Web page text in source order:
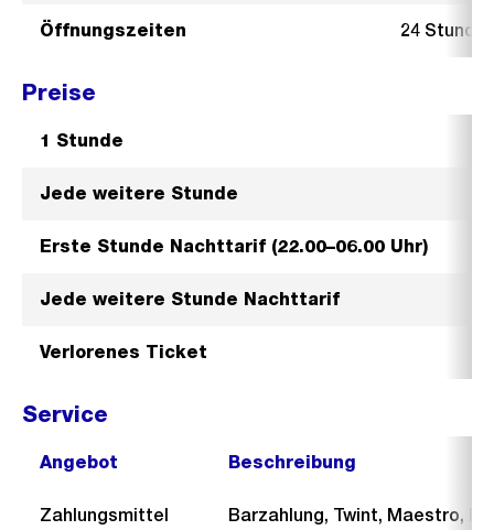
e
a
Öffnungszeiten 24
Preise
1 Stunde
Jede weitere Stunde
Erste Stunde Nachttarif (22.00–06.00 Uhr)
Jede weitere Stunde Nachttarif
Verlorenes Ticket
Service
Angebot Beschreibung
Zahlungsmittel
Barzahlung, Twint, Maestro,